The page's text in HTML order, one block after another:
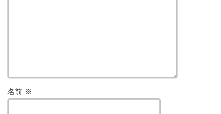
名前 ※